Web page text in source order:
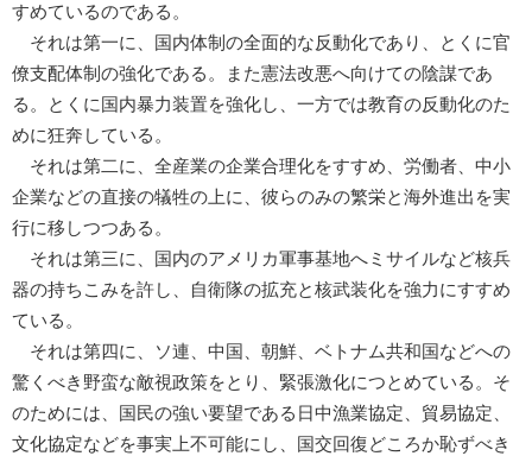
すめているのである。
それは第一に、国内体制の全面的な反動化であり、とくに官
僚支配体制の強化である。また憲法改悪へ向けての陰謀であ
る。とくに国内暴力装置を強化し、一方では教育の反動化のた
めに狂奔している。
それは第二に、全産業の企業合理化をすすめ、労働者、中小
企業などの直接の犠牲の上に、彼らのみの繁栄と海外進出を実
行に移しつつある。
それは第三に、国内のアメリカ軍事基地へミサイルなど核兵
器の持ちこみを許し、自衛隊の拡充と核武装化を強力にすすめ
ている。
それは第四に、ソ連、中国、朝鮮、ベトナム共和国などへの
驚くべき野蛮な敵視政策をとり、緊張激化につとめている。そ
のためには、国民の強い要望である日中漁業協定、貿易協定、
文化協定などを事実上不可能にし、国交回復どころか恥ずべき